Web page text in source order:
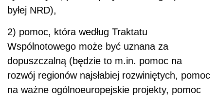
byłej NRD),
2) pomoc, która według Traktatu
Wspólnotowego może być uznana za
dopuszczalną (będzie to m.in. pomoc na
rozwój regionów najsłabiej rozwiniętych, pomoc
na ważne ogólnoeuropejskie projekty, pomoc